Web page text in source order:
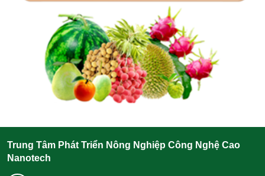
Trung Tâm Phát Triển Nông Nghiệp Công Nghệ Cao
Nanotech